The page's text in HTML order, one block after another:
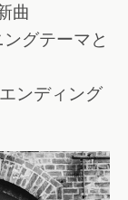
曲
グテーマと
ンディング